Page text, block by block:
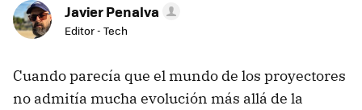
Javier Penalva
Editor - Tech
Cuando parecía que el mundo de los proyectores
no admitía mucha evolución más allá de la